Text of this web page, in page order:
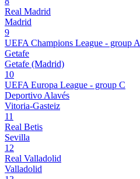
Real Madrid
Madrid
9
UEFA Champions League - group A
Getafe
Getafe (Madrid)
10
UEFA Europa League - group C
Deportivo Alavés
Vitoria-Gasteiz
11
Real Betis
Sevilla
12
Real Valladolid
Valladolid